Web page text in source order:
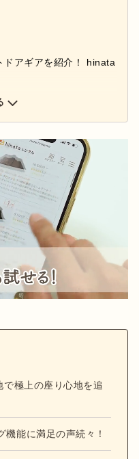
ドアギアを紹介！ hinata
アカウント→
で極上の座り心地を追
能に満足の声続々！